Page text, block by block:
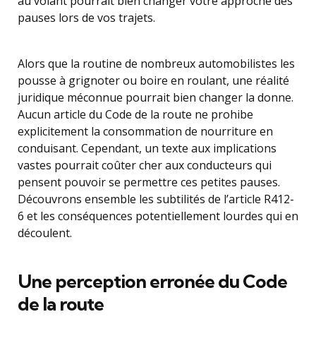
pauses lors de vos trajets.
Alors que la routine de nombreux automobilistes les
pousse à grignoter ou boire en roulant, une réalité
juridique méconnue pourrait bien changer la donne.
Aucun article du Code de la route ne prohibe
explicitement la consommation de nourriture en
conduisant. Cependant, un texte aux implications
vastes pourrait coûter cher aux conducteurs qui
pensent pouvoir se permettre ces petites pauses.
Découvrons ensemble les subtilités de l’article R412-
6 et les conséquences potentiellement lourdes qui en
découlent.
Une perception erronée du Code
de la route